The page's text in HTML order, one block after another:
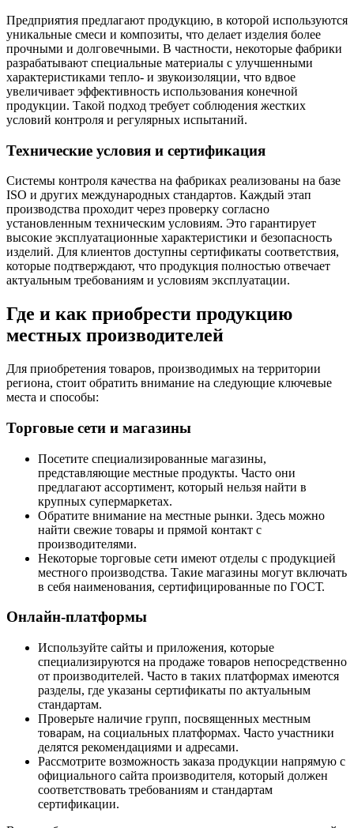
Предприятия предлагают продукцию, в которой используются
уникальные смеси и композиты, что делает изделия более
прочными и долговечными. В частности, некоторые фабрики
разрабатывают специальные материалы с улучшенными
характеристиками тепло- и звукоизоляции, что вдвое
увеличивает эффективность использования конечной
продукции. Такой подход требует соблюдения жестких
условий контроля и регулярных испытаний.
Технические условия и сертификация
Системы контроля качества на фабриках реализованы на базе
ISO и других международных стандартов. Каждый этап
производства проходит через проверку согласно
установленным техническим условиям. Это гарантирует
высокие эксплуатационные характеристики и безопасность
изделий. Для клиентов доступны сертификаты соответствия,
которые подтверждают, что продукция полностью отвечает
актуальным требованиям и условиям эксплуатации.
Где и как приобрести продукцию
местных производителей
Для приобретения товаров, производимых на территории
региона, стоит обратить внимание на следующие ключевые
места и способы:
Торговые сети и магазины
Посетите специализированные магазины,
представляющие местные продукты. Часто они
предлагают ассортимент, который нельзя найти в
крупных супермаркетах.
Обратите внимание на местные рынки. Здесь можно
найти свежие товары и прямой контакт с
производителями.
Некоторые торговые сети имеют отделы с продукцией
местного производства. Такие магазины могут включать
в себя наименования, сертифицированные по ГОСТ.
Онлайн-платформы
Используйте сайты и приложения, которые
специализируются на продаже товаров непосредственно
от производителей. Часто в таких платформах имеются
разделы, где указаны сертификаты по актуальным
стандартам.
Проверьте наличие групп, посвященных местным
товарам, на социальных платформах. Часто участники
делятся рекомендациями и адресами.
Рассмотрите возможность заказа продукции напрямую с
официального сайта производителя, который должен
соответствовать требованиям и стандартам
сертификации.